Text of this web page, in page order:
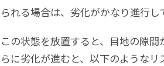
られる場合は、劣化がかなり進行し
この状態を放置すると、目地の隙
らに劣化が進むと、以下のようなリ